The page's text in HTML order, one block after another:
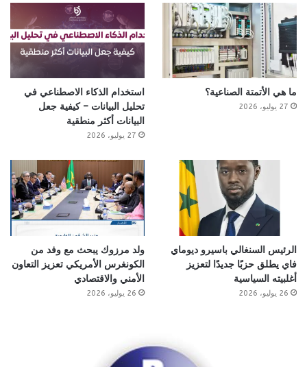
ما هي الأتمتة الصناعية؟
27 يوليو، 2026
استخدام الذكاء الاصطناعي في
تحليل البيانات – كيفية جعل
البيانات أكثر منطقية
27 يوليو، 2026
الرئيس السنغالي باسيرو ديوماي
فاي يطلق حزبًا جديدًا لتعزيز
أغلبيته السياسية
26 يوليو، 2026
ولد مرزوك يبحث مع وفد من
الكونغرس الأمريكي تعزيز التعاون
الأمني والاقتصادي
26 يوليو، 2026